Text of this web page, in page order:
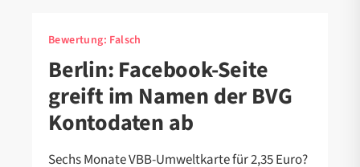
Bewertung: Falsch
Berlin: Facebook-Seite
greift im Namen der BVG
Kontodaten ab
Sechs Monate VBB-Umweltkarte für 2,35 Euro?